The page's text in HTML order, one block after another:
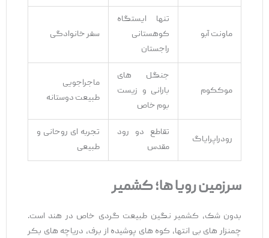
ماونت آبو
تنها ایستگاه
کوهستانی
راجستان
سفر خانوادگی
موککوم
جنگل‌ های
بارانی و زیست
بوم خاص
ماجراجویی
طبیعت‌ دوستانه
رودراپرایاگ
تقاطع دو رود
مقدس
تجربه ‌ای روحانی و
طبیعی
سرزمین رویاها؛ کشمیر
بدون شک، کشمیر نگین طبیعت‌ گردی خاص در هند است.
چمنزار های بی ‌انتها، کوه‌ های پوشیده از برف، دریاچه‌ های بکر